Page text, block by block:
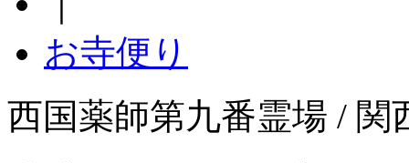
お寺便り
西国薬師第九番霊場 / 関